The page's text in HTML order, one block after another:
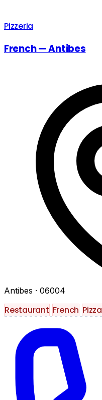
Pizzeria
French — Antibes
Antibes · 06004
Restaurant French Pizza